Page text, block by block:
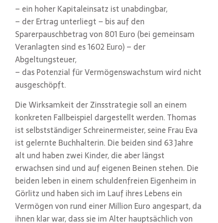
– ein hoher Kapitaleinsatz ist unabdingbar,
– der Ertrag unterliegt – bis auf den
Sparerpauschbetrag von 801 Euro (bei gemeinsam
Veranlagten sind es 1602 Euro) – der
Abgeltungsteuer,
– das Potenzial für Vermögenswachstum wird nicht
ausgeschöpft.
Die Wirksamkeit der Zinsstrategie soll an einem
konkreten Fallbeispiel dargestellt werden. Thomas
ist selbstständiger Schreinermeister, seine Frau Eva
ist gelernte Buchhalterin. Die beiden sind 63 Jahre
alt und haben zwei Kinder, die aber längst
erwachsen sind und auf eigenen Beinen stehen. Die
beiden leben in einem schuldenfreien Eigenheim in
Görlitz und haben sich im Lauf ihres Lebens ein
Vermögen von rund einer Million Euro angespart, da
ihnen klar war, dass sie im Alter hauptsächlich von